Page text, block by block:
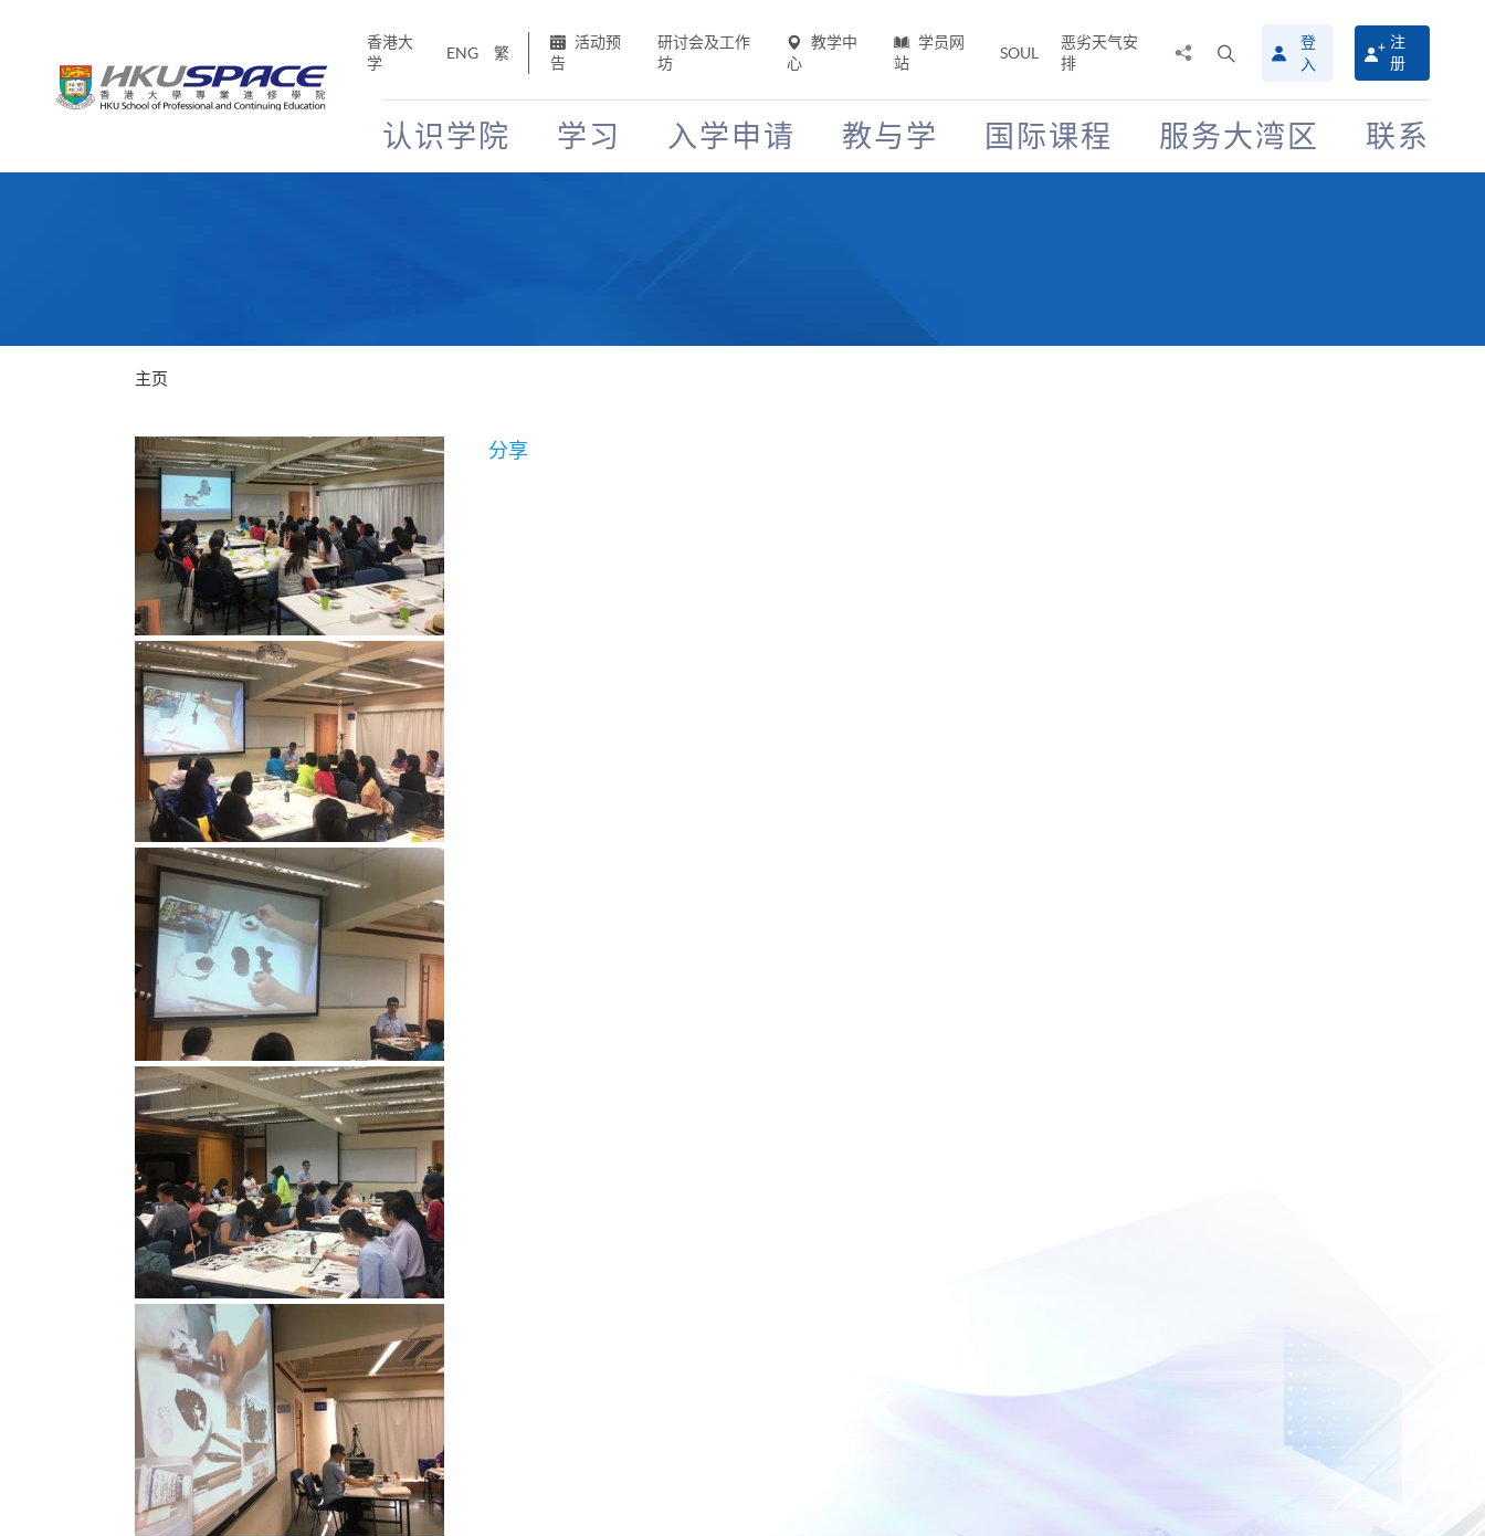
香港大
学
ENG 繁
活动预
告
研讨会及工作
坊
教学中
心
学员网
站
SOUL
恶劣天气安
排
搜
寻
介
面
登
入
注
册
认识学院 学习 入学申请 教与学 国际课程 服务大湾区 联系
主页
分享